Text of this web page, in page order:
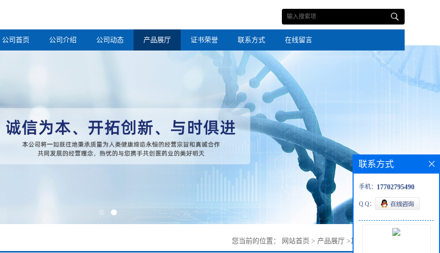
公司首页 公司介绍 公司动态 产品展厅 证书荣誉 联系方式 在线留言
您当前的位置： 网站首页 > 产品展厅 >其它
联系方式
手机： 17702795490
Q Q：